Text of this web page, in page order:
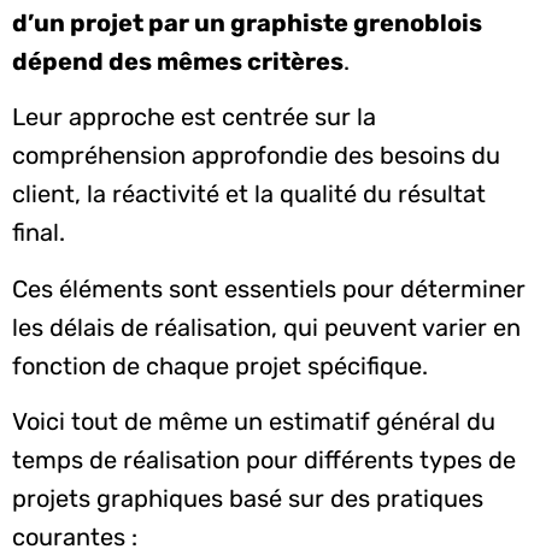
d’un projet par un graphiste grenoblois
dépend des mêmes critères.
Leur approche est centrée sur la
compréhension approfondie des besoins du
client, la réactivité et la qualité du résultat
final.
Ces éléments sont essentiels pour déterminer
les délais de réalisation, qui peuvent varier en
fonction de chaque projet spécifique.
Voici tout de même un estimatif général du
temps de réalisation pour différents types de
projets graphiques basé sur des pratiques
courantes :